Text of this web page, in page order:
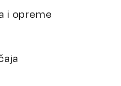
i opreme